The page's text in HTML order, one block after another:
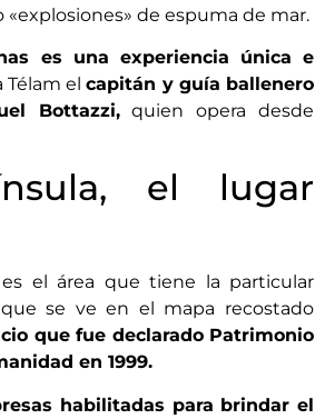
«explosiones» de espuma de mar.
es una experiencia única e
Télam elcapitán y guía ballenero
Bottazzi,quien opera desde
el lugar
es el área que tiene la particular
se ve en el mapa recostado
que fue declarado Patrimonio
en 1999.
habilitadas para brindar el